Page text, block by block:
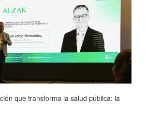
que transforma la salud pública: la